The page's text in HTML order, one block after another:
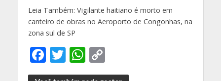
Leia Também: Vigilante haitiano é morto em
canteiro de obras no Aeroporto de Congonhas, na
zona sul de SP
F
ac
T
w
W
h
C
o